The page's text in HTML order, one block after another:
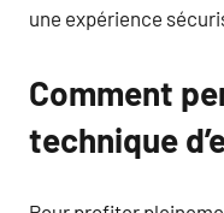
une expérience
Comment
technique